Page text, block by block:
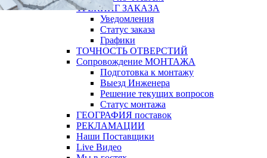
ТРЕКИНГ ЗАКАЗА
Уведомления
Статус заказа
Графики
ТОЧНОСТЬ ОТВЕРСТИЙ
Сопровождение МОНТАЖА
Подготовка к монтажу
Выезд Инженера
Решение текущих вопросов
Статус монтажа
ГЕОГРАФИЯ поставок
РЕКЛАМАЦИИ
Наши Поставщики
Live Видео